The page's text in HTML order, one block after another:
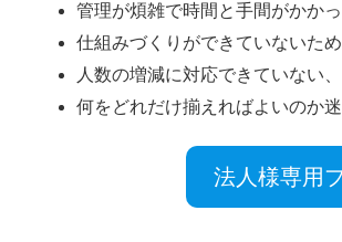
管理が煩雑で時間と手間がかか
仕組みづくりができていないた
人数の増減に対応できていない
何をどれだけ揃えればよいのか
法人様専用